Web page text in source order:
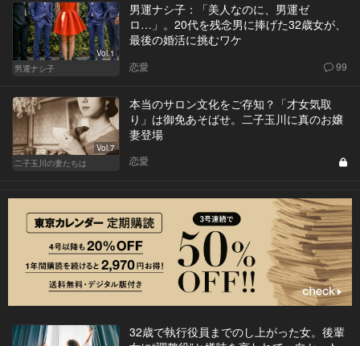
Vol.1
男運ナシ子
男運ナシ子：「美人なのに、男運ゼ
ロ…」。20代を残念男に捧げた32歳女が、
最後の婚活に挑むワケ
恋愛 99
Vol.7
二子玉川の妻たちは
本当のサロン文化をご存知？「才女気取
り」は御免あそばせ。二子玉川に真のお嬢
妻登場
恋愛
32歳で執行役員までのし上がった女。後輩